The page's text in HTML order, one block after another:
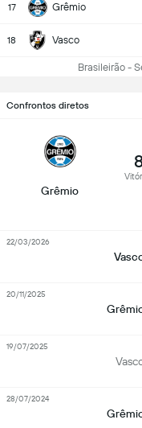
17 Grêmio
18 Vasco
Brasileirão -
Confrontos diretos
Grêmio
22/03/2026
20/11/2025
19/07/2025
28/07/2024